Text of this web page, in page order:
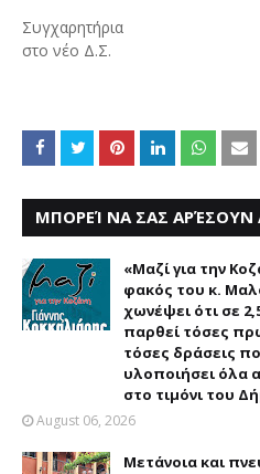
Συγχαρητήρια
στο νέο Δ.Σ.
ΜΠΟΡΕΊ ΝΑ ΣΑΣ ΑΡΈΣΟΥΝ
«Μαζί για την
φακός του κ.
χωνέψει ότι σε
παρθεί τόσες
τόσες δράσεις
υλοποιήσει όλα
στο τιμόνι του
August 06, 2026
Μετάνοια και